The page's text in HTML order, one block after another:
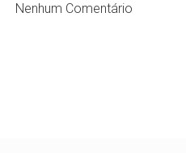
Nenhum Comentário